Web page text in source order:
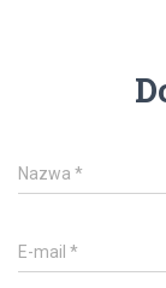
Nazwa *
E-mail *